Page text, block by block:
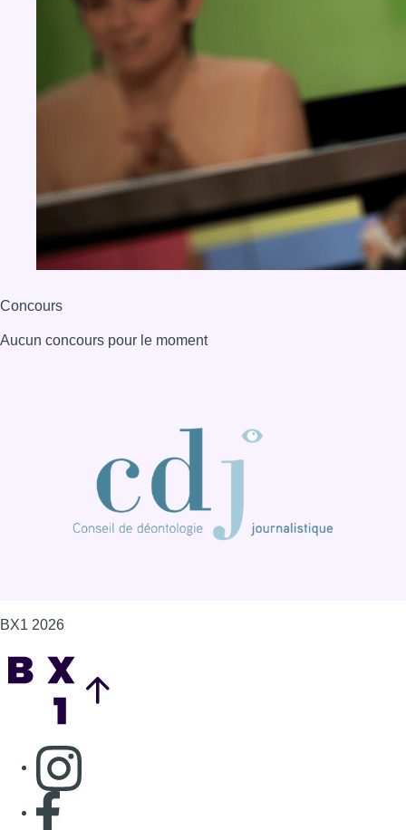
Concours
Aucun concours pour le moment
BX1 2026
Consulter page Instagram
Consulter page Facebook